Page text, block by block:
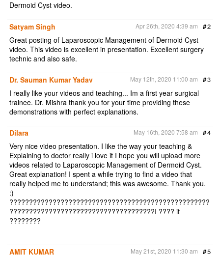
Dermoid Cyst video.
Satyam Singh #2
Apr 26th, 2020 4:39 am
Great posting of Laparoscopic Management of Dermoid Cyst
video. This video is excellent in presentation. Excellent surgery
technic and also safe.
Dr. Sauman Kumar Yadav #3
May 12th, 2020 11:00 am
I really like your videos and teaching... Im a first year surgical
trainee. Dr. Mishra thank you for your time providing these
demonstrations with perfect explanations.
Dilara #4
May 16th, 2020 7:58 am
Very nice video presentation. I like the way your teaching &
Explaining to doctor really i love it I hope you will upload more
videos related to Laparoscopic Management of Dermoid Cyst.
Great explanation! I spent a while trying to find a video that
really helped me to understand; this was awesome. Thank you.
:)
???????????????????????????????????????????????????
?????????????????????????????????????I ???? it
????????
AMIT KUMAR #5
May 21st, 2020 11:30 am